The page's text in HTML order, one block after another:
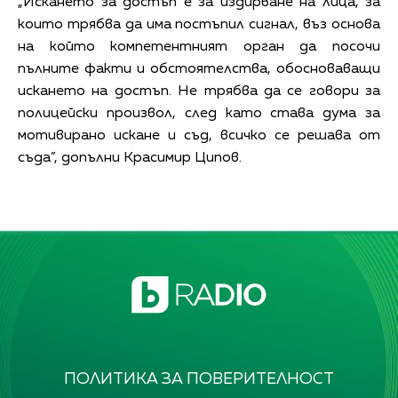
които трябва да има постъпил сигнал, въз основа
на който компетентният орган да посочи
пълните факти и обстоятелства, обосноваващи
искането на достъп. Не трябва да се говори за
полицейски произвол, след като става дума за
мотивирано искане и съд, всичко се решава от
съда”, допълни Красимир Ципов.
ПОЛИТИКА ЗА ПОВЕРИТЕЛНОСТ